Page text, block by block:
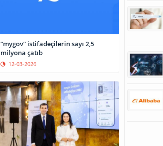
“mygov” istifadəçilərin sayı 2,5
milyona çatıb
12-03-2026